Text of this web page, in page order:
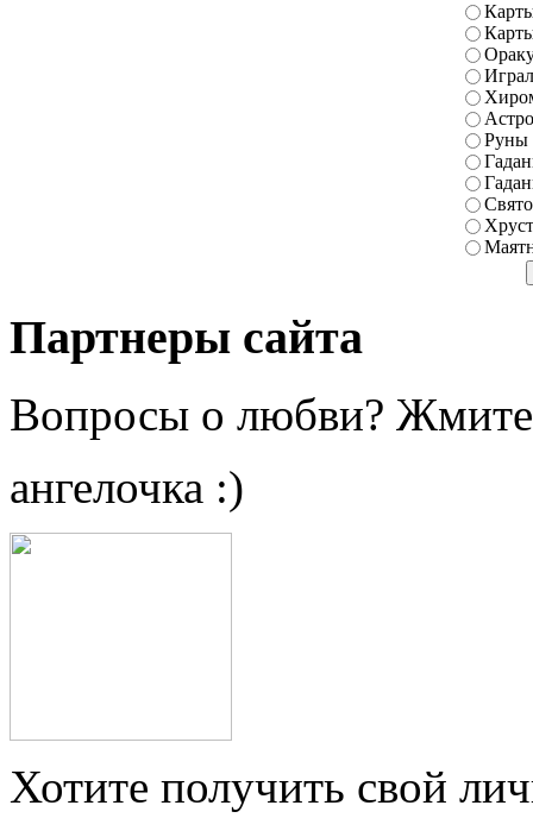
Руны
Партнеры сайта
Вопросы о любви?
ангелочка :)
Хотите получить свой